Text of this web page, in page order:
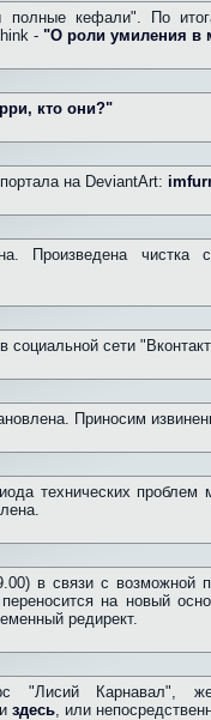
кефали". По
- "О роли умиления в
кто они?"
на DeviantArt:
Произведена чистка
социальной сети
Приносим
технических
в связи с возможной
переносится на новый
редирект.
"Лисий Карнавал",
здесь, или